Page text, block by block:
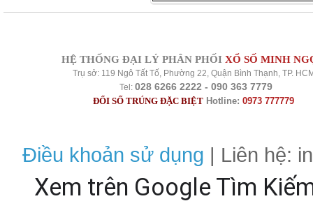
HỆ THỐNG ĐẠI LÝ PHÂN PHỐI XỔ SỐ MINH
Trụ sở: 119 Ngô Tất Tố, Phường 22, Quận Bình Thạnh, TP.
Tel: 028 6266 2222 - 090 363 7779
ĐỔI SỐ TRÚNG ĐẶC BIỆT Hotline: 0973 777779
Điều khoản sử dụng | Liên hệ:
Xem trên Google Tìm